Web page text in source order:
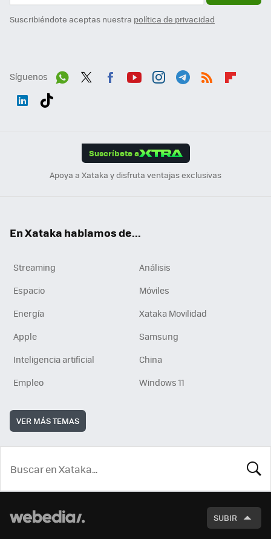
Suscribiéndote aceptas nuestra política de privacidad
Síguenos
Suscríbete a
Apoya a Xataka y disfruta ventajas exclusivas
En Xataka hablamos de...
Streaming
Análisis
Espacio
Móviles
Energía
Xataka Movilidad
Apple
Samsung
Inteligencia artificial
China
Empleo
Windows 11
VER MÁS TEMAS
SUBIR